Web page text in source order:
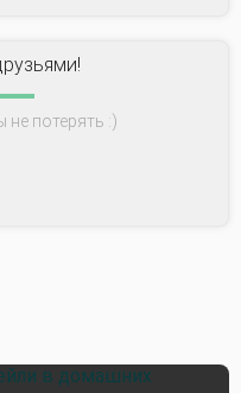
не потерять :)